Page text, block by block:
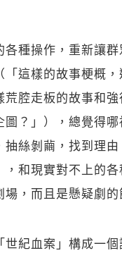
各種操作，重新讓
「這樣的故事梗概
荒腔走板的故事和
圖？」），總覺得
抽絲剝繭，找到理
和現實對不上的各
，而且是懸疑劇的
世紀血案」構成一